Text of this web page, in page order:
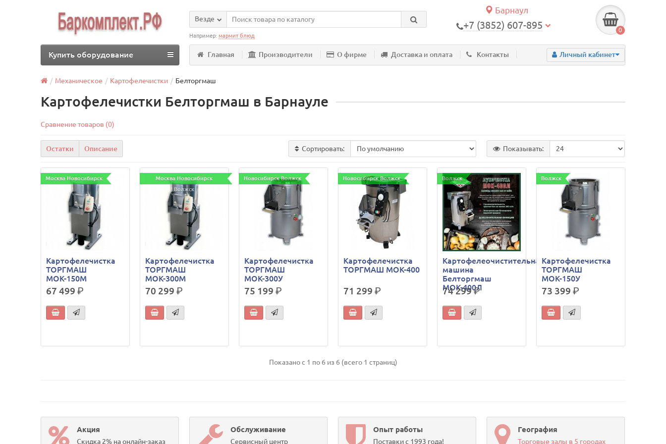
Барнаул
+7 (3852) 607-895 0
Везде
Например:мармит блюд
Главная Производители О фирме Доставка и оплата Контакты Личный кабинет
Купить оборудование
Механическое Картофелечистки Белторгмаш
Картофелечистки Белторгмаш в Барнауле
Сравнение товаров (0)
Остатки Описание Сортировать: Показывать:
Москва Новосибирск
Картофелечистка
ТОРГМАШ
МОК-150М
67 499р.
Москва Новосибирск
Волжск
Картофелечистка
ТОРГМАШ
МОК-300М
70 299р.
Новосибирск Волжск
Картофелечистка
ТОРГМАШ
МОК-300У
75 199р.
Новосибирск Волжск
Картофелечистка
ТОРГМАШ МОК-400
71 299 р.
Волжск
Картофелеочистительная
машина
Белторгмаш
МОК-400Л
74 299р.
Волжск
Картофелечистка
ТОРГМАШ
МОК-150У
73 399 р.
Показано с 1 по 6 из 6 (всего 1 страниц)
Акция
Скидка 2% на онлайн-заказ
Обслуживание
Сервисный центр
Опыт работы
Поставки с 1993 года!
География
Торговые залы в 5 городах